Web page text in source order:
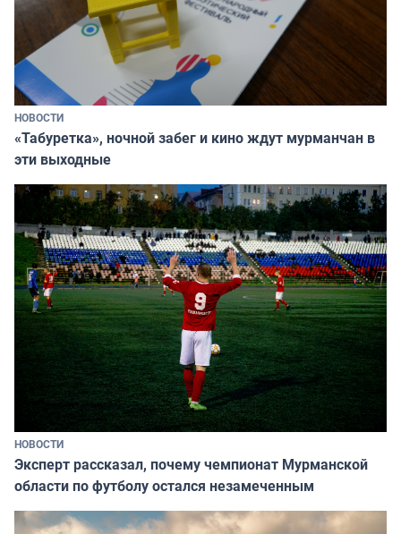
НОВОСТИ
«Табуретка», ночной забег и кино ждут мурманчан в
эти выходные
НОВОСТИ
Эксперт рассказал, почему чемпионат Мурманской
области по футболу остался незамеченным